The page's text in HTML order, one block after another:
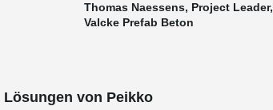
Thomas Naessens, Project Leader,
Valcke Prefab Beton
Lösungen von Peikko